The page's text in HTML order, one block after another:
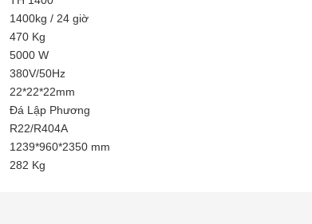
1400kg / 24 giờ
470 Kg
5000 W
380V/50Hz
22*22*22mm
Đá Lập Phương
R22/R404A
1239*960*2350 mm
282 Kg